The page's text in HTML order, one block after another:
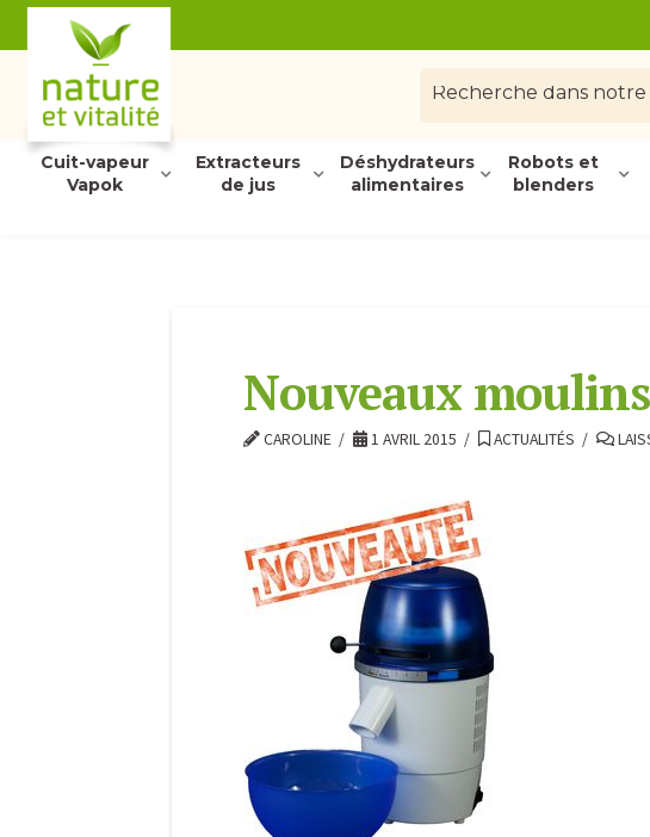
Cuit-vapeur
Vapok
Extracteurs
de jus
Déshydrateurs
alimentaires
Robots et
blenders
Nouveaux
CAROLINE 1 AVRIL 2015 ACTUALITÉS